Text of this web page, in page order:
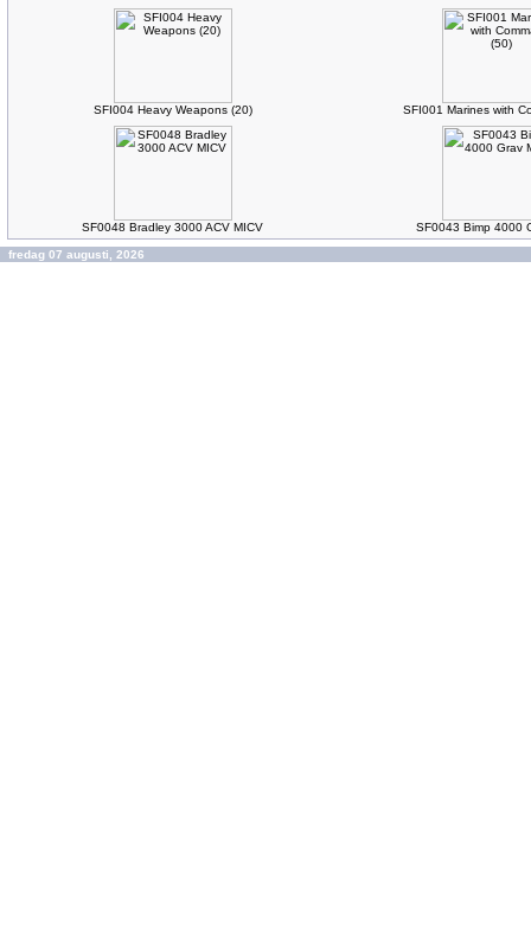
SFI004 Heavy Weapons (20) SFI001 Marines with
SF0048 Bradley 3000 ACV MICV SF0043 Bimp 4000
fredag 07 augusti, 2026